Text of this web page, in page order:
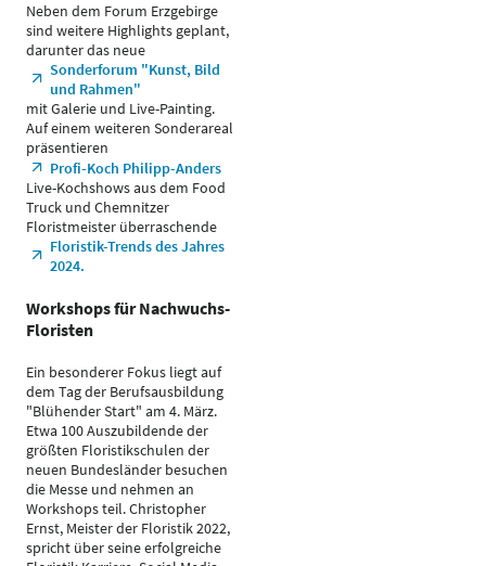
Neben dem Forum Erzgebirge
sind weitere Highlights geplant,
darunter das neue
Sonderforum "Kunst, Bild
und Rahmen"
mit Galerie und Live-Painting.
Auf einem weiteren Sonderareal
präsentieren
Profi-Koch Philipp-Anders
Live-Kochshows aus dem Food
Truck und Chemnitzer
Floristmeister überraschende
Floristik-Trends des Jahres
2024.
Workshops für Nachwuchs-
Floristen
Ein besonderer Fokus liegt auf
dem Tag der Berufsausbildung
"Blühender Start" am 4. März.
Etwa 100 Auszubildende der
größten Floristikschulen der
neuen Bundesländer besuchen
die Messe und nehmen an
Workshops teil. Christopher
Ernst, Meister der Floristik 2022,
spricht über seine erfolgreiche